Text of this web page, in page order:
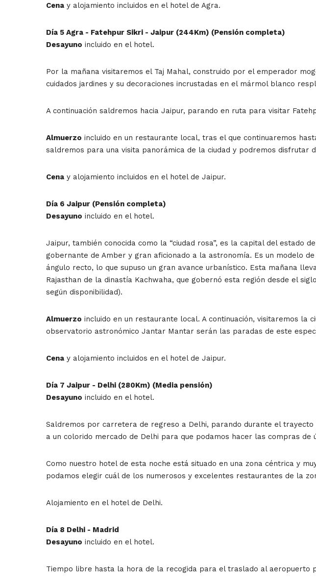
Cena y alojamiento incluidos en el hotel de Agra.
Día 5 Agra - Fatehpur Sikri - Jaipur (244Km) (Pensión completa)
Desayuno incluido en el hotel.
Por la mañana visitaremos el Taj Mahal, construido por el emperador
cuidados jardines y su decoraciones incrustadas en el mármol blanco
A continuación saldremos hacia Jaipur, parando en ruta para visitar
Almuerzo incluido en un restaurante local, tras el que continuaremos
saldremos para una visita panorámica de la ciudad y podremos disfrutar
Cena y alojamiento incluidos en el hotel de Jaipur.
Día 6 Jaipur (Pensión completa)
Desayuno incluido en el hotel.
Jaipur, también conocida como la “ciudad rosa”, es la capital del estado
gobernante de Amber y gran aficionado a la astronomía. Es un modelo
ángulo recto, lo que supuso un gran avance urbanístico. Esta mañana
Rajasthan de la dinastía Kachwaha, que gobernó esta región desde el
según disponibilidad).
Almuerzo incluido en un restaurante local. A continuación, visitaremos la
observatorio astronómico Jantar Mantar serán las paradas de este
Cena y alojamiento incluidos en el hotel de Jaipur.
Día 7 Jaipur - Delhi (280Km) (Media pensión)
Desayuno incluido en el hotel.
Saldremos por carretera de regreso a Delhi, parando durante el
a un colorido mercado de Delhi para que podamos hacer las compras
Como nuestro hotel de esta noche está situado en una zona céntrica y
podamos elegir cuál de los numerosos y excelentes restaurantes de la
Alojamiento en el hotel de Delhi.
Día 8 Delhi - Madrid
Desayuno incluido en el hotel.
Tiempo libre hasta la hora de la recogida para el traslado al aeropuerto